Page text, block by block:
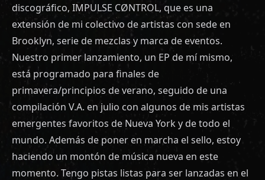
discográfico, IMPULSE CØNTROL, que es una
extensión de mi colectivo de artistas con sede en
Brooklyn, serie de mezclas y marca de eventos.
Nuestro primer lanzamiento, un EP de mí mismo,
está programado para finales de
primavera/principios de verano, seguido de una
compilación V.A. en julio con algunos de mis artistas
emergentes favoritos de Nueva York y de todo el
mundo. Además de poner en marcha el sello, estoy
haciendo un montón de música nueva en este
momento. Tengo pistas listas para ser lanzadas en el